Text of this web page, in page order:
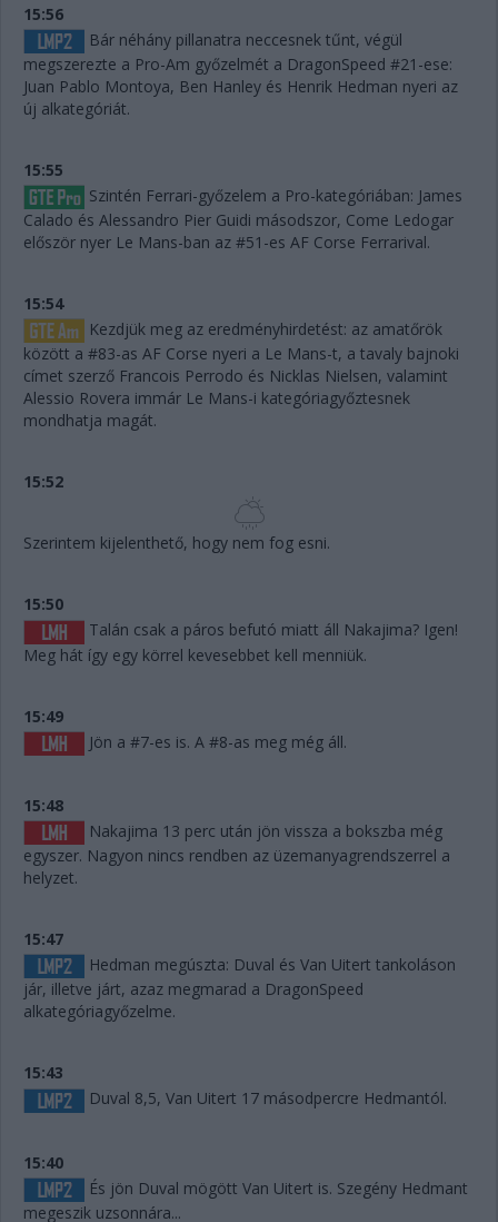
15:56
Bár néhány pillanatra neccesnek tűnt, végül
megszerezte a Pro-Am győzelmét a DragonSpeed #21-ese:
Juan Pablo Montoya, Ben Hanley és Henrik Hedman nyeri az
új alkategóriát.
15:55
Szintén Ferrari-győzelem a Pro-kategóriában: James
Calado és Alessandro Pier Guidi másodszor, Come Ledogar
először nyer Le Mans-ban az #51-es AF Corse Ferrarival.
15:54
Kezdjük meg az eredményhirdetést: az amatőrök
között a #83-as AF Corse nyeri a Le Mans-t, a tavaly bajnoki
címet szerző Francois Perrodo és Nicklas Nielsen, valamint
Alessio Rovera immár Le Mans-i kategóriagyőztesnek
mondhatja magát.
15:52
Szerintem kijelenthető, hogy nem fog esni.
15:50
Talán csak a páros befutó miatt áll Nakajima? Igen!
Meg hát így egy körrel kevesebbet kell menniük.
15:49
Jön a #7-es is. A #8-as meg még áll.
15:48
Nakajima 13 perc után jön vissza a bokszba még
egyszer. Nagyon nincs rendben az üzemanyagrendszerrel a
helyzet.
15:47
Hedman megúszta: Duval és Van Uitert tankoláson
jár, illetve járt, azaz megmarad a DragonSpeed
alkategóriagyőzelme.
15:43
Duval 8,5, Van Uitert 17 másodpercre Hedmantól.
15:40
És jön Duval mögött Van Uitert is. Szegény Hedmant
megeszik uzsonnára...